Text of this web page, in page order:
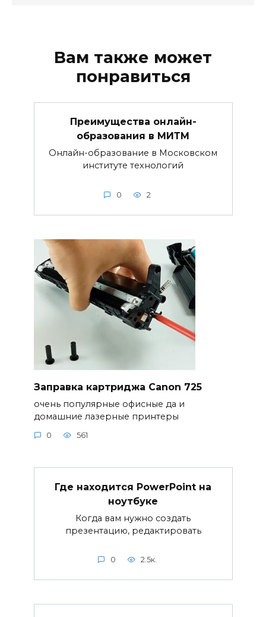
Вам также может
понравиться
Преимущества онлайн-
образования в МИТМ
Онлайн-образование в Московском
институте технологий
0 2
Заправка картриджа Canon 725
очень популярные офисные да и
домашние лазерные принтеры
0 561
Где находится PowerPoint на
ноутбуке
Когда вам нужно создать
презентацию, редактировать
0 2.5к.